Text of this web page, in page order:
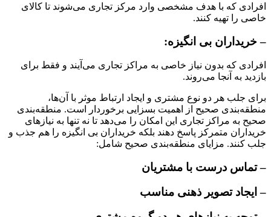
افرادی که با هدف مشخصی وارد مرکز تجاری می‌شوند تا کالای
خاصی را تهیه کنند.
– خریداران بی انگیزه:
افرادی که بدون نیاز خاصی به مراکز تجاری می‌آیند و فقط برای
بازدید به آنجا می‌روند.
برای جلب هر دو نوع مشتری و ایجاد ارتباط موثر با آن‌ها،
منطقه‌بندی صحیح از اهمیت بسزایی برخوردار است. منطقه‌بندی
صحیح به مراکز تجاری این امکان را می‌دهد تا نه تنها به نیازهای
خریداران متمرکز پاسخ دهند بلکه خریداران بی انگیزه را هم جذب و
جلب کنند. مزایای منطقه‌بندی صحیح شامل:
– تماس درست با مشتریان
– ایجاد تصویر ذهنی مناسب